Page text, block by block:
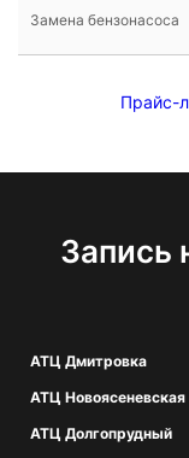
Замена бензонасоса
Прайс-
Запись
АТЦ Дмитровка
АТЦ Новоясеневская
АТЦ Долгопрудный